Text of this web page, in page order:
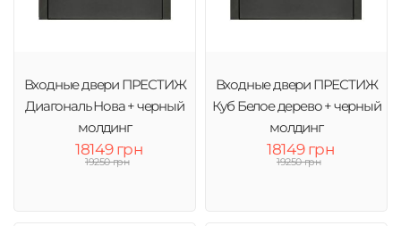
Входные двери ПРЕСТИЖ
Диагональ Нова + черный
молдинг
18149 грн
19250 грн
Входные двери ПРЕСТИЖ
Куб Белое дерево + черный
молдинг
18149 грн
19250 грн